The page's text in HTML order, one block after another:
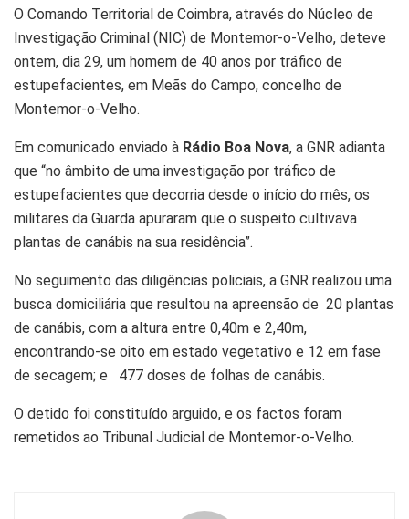
O Comando Territorial de Coimbra, através do Núcleo de
Investigação Criminal (NIC) de Montemor-o-Velho, deteve
ontem, dia 29, um homem de 40 anos por tráfico de
estupefacientes, em Meãs do Campo, concelho de
Montemor-o-Velho.
Em comunicado enviado à Rádio Boa Nova, a GNR adianta
que “no âmbito de uma investigação por tráfico de
estupefacientes que decorria desde o início do mês, os
militares da Guarda apuraram que o suspeito cultivava
plantas de canábis na sua residência”.
No seguimento das diligências policiais, a GNR realizou uma
busca domiciliária que resultou na apreensão de 20 plantas
de canábis, com a altura entre 0,40m e 2,40m,
encontrando-se oito em estado vegetativo e 12 em fase
de secagem; e 477 doses de folhas de canábis.
O detido foi constituído arguido, e os factos foram
remetidos ao Tribunal Judicial de Montemor-o-Velho.